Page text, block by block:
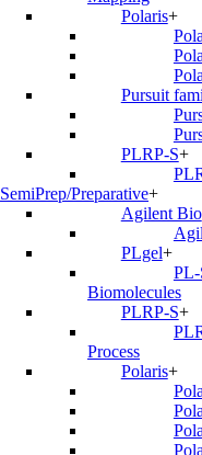
Polaris+
Pursuit
PLRP-S+
SemiPrep/Preparative+
Agilent Bio
PLgel+
Biomolecules
PLRP-S+
Process
Polaris+